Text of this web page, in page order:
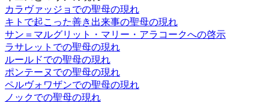
カラヴァッジョでの聖母の現れ
キトで起こった善き出来事の聖母の現れ
サン＝マルグリット・マリー・アラコークへの啓示
ラサレットでの聖母の現れ
ルールドでの聖母の現れ
ポンテーヌでの聖母の現れ
ペルヴォワザンでの聖母の現れ
ノックでの聖母の現れ